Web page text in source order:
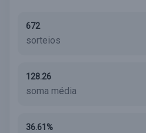
672
sorteios
128.26
soma média
36.61%